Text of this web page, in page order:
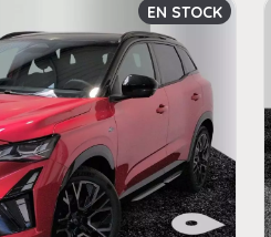
EN STOCK